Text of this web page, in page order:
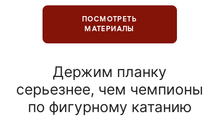
ПОСМОТРЕТЬ
МАТЕРИАЛЫ
Держим планку
серьезнее, чем чемпионы
по фигурному катанию